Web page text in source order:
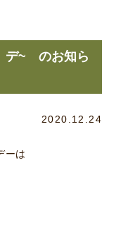
デ~ のお知ら
2020.12.24
ーは